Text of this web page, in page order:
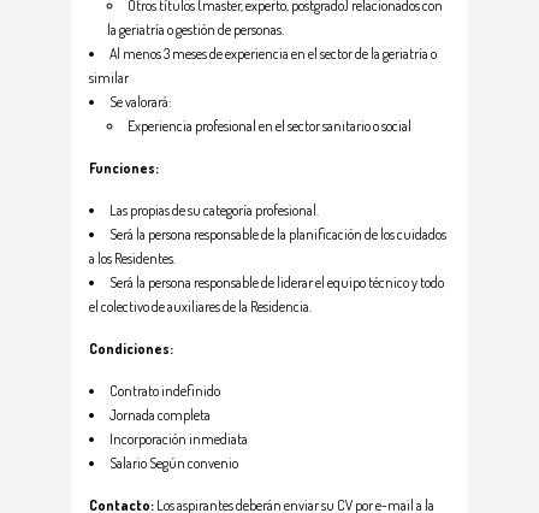
Otros títulos (master, experto, postgrado) relacionados con
la geriatría o gestión de personas.
Al menos 3 meses de experiencia en el sector de la geriatría o
similar
Se valorará:
Experiencia profesional en el sector sanitario o social
Funciones:
Las propias de su categoría profesional.
Será la persona responsable de la planificación de los cuidados
a los Residentes.
Será la persona responsable de liderar el equipo técnico y todo
el colectivo de auxiliares de la Residencia.
Condiciones:
Contrato indefinido
Jornada completa
Incorporación inmediata
Salario Según convenio
Contacto: Los aspirantes deberán enviar su CV por e-mail a la